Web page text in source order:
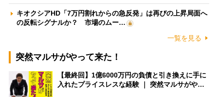
キオクシアHD「7万円割れからの急反発」は再びの上昇局面へ
の反転シグナルか？ 市場のムー…
一覧を見る
突然マルサがやって来た！
【最終回】1億6000万円の負債と引き換えに手に
入れたプライスレスな経験 ｜ 突然マルサがや…